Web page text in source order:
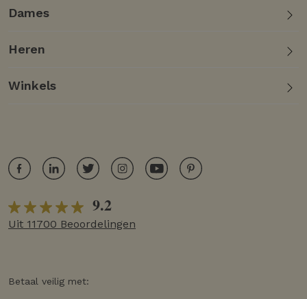
Dames
Heren
Winkels
9.2
Uit 11700 Beoordelingen
Betaal veilig met: